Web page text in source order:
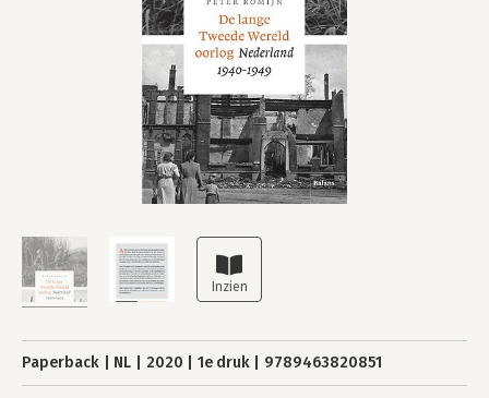
Paperback NL 2020 1e druk 9789463820851